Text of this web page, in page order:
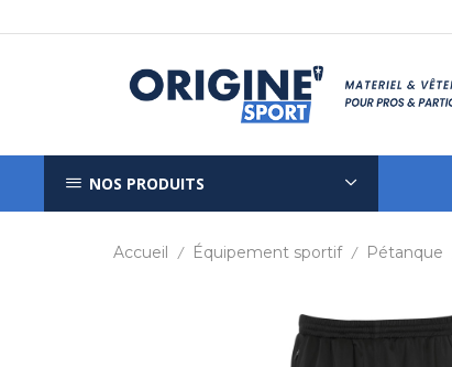
NOS PRODUITS
Accueil / Équipement sportif / Pétanque